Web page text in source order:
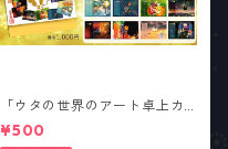
「ウタの世界のアート卓上カ
レンダー2026」
¥500